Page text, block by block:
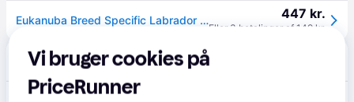
Eukanuba Breed Specific Labrador Retriever Adult 12kg 447 kr.
Eller 3 betalinger af 149 kr.
happii.dk 4.7 (127)
33 kr. fragt,1-2 dage
Vi bruger cookies på
PriceRunner